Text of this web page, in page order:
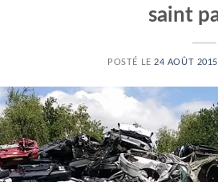
saint
POSTÉ LE 24 AOÛT 2015